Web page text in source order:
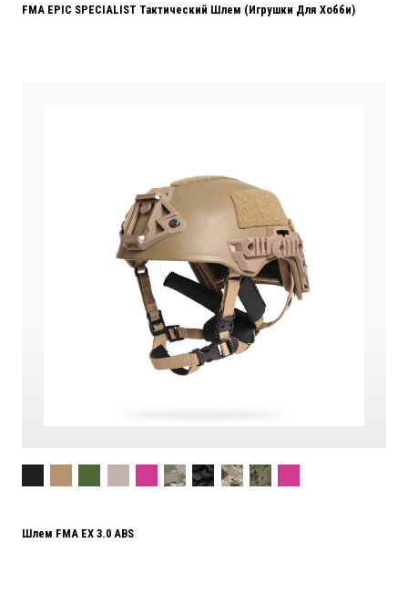
FMA EPIC SPECIALIST Тактический Шлем (игрушки Для Хобби)
Шлем FMA EX 3.0 ABS